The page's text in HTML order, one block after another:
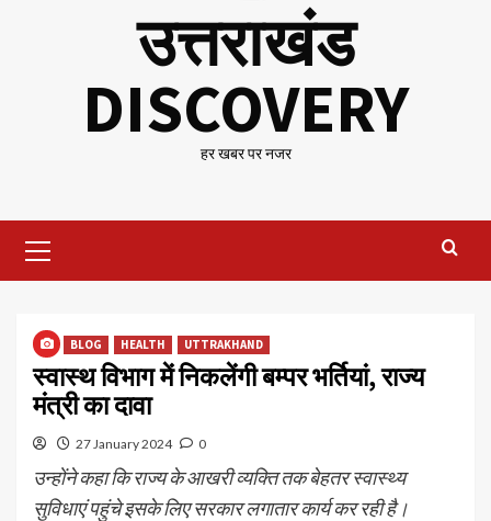
उत्तराखंड
DISCOVERY
हर खबर पर नजर
Menu
BLOG HEALTH UTTRAKHAND
स्वास्थ विभाग में निकलेंगी बम्पर भर्तियां, राज्य
मंत्री का दावा
27 January 2024 0
उन्होंने कहा कि राज्य के आखरी व्यक्ति तक बेहतर स्वास्थ्य
सुविधाएं पहुंचे इसके लिए सरकार लगातार कार्य कर रही है।